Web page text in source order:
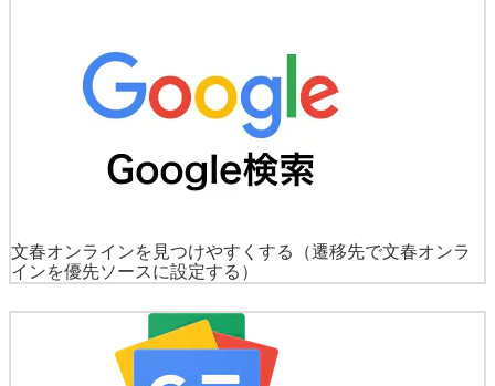
文春オンラインを見つけやすくする
（遷移先で文春オンラ
インを優先ソースに設定する）